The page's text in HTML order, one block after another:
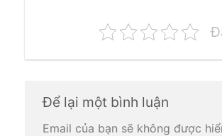
Để lại một bình luận
Email của bạn sẽ không được